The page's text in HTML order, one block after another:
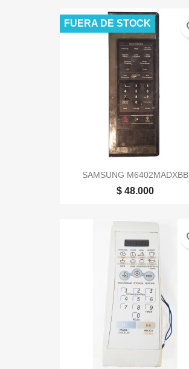
SAMSUNG M6402MADXBB
$ 48.000
FUERA DE STOCK